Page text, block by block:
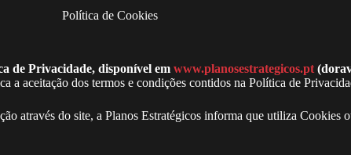
Política de Cookies
de Privacidade, disponível emwww.planosestrategicos.pt
a aceitação dos termos e condições contidos na Política de
através do site, a Planos Estratégicos informa que utiliza Cookies